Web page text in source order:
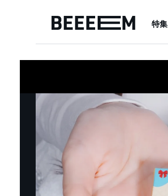
特集